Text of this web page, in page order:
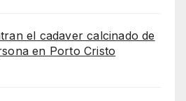
el cadaver calcinado de
en Porto Cristo